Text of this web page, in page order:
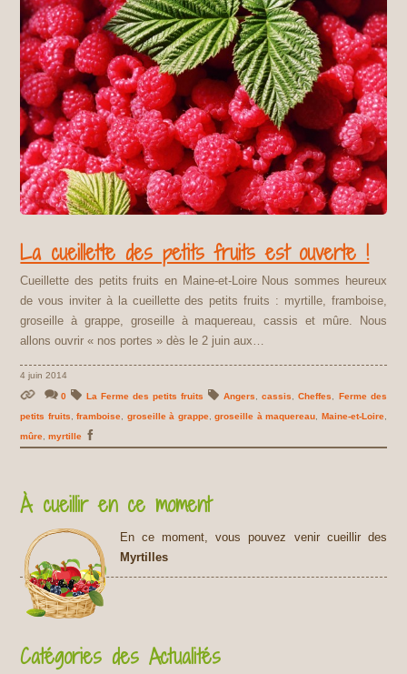
La cueillette des petits fruits est ouverte !
Cueillette des petits fruits en Maine-et-Loire Nous sommes heureux
de vous inviter à la cueillette des petits fruits : myrtille, framboise,
groseille à grappe, groseille à maquereau, cassis et mûre. Nous
allons ouvrir « nos portes » dès le 2 juin aux…
4 juin 2014
0 La Ferme des petits fruits Angers ,cassis ,Cheffes
Ferme des
petits fruits ,framboise groseille à grappe,groseille à maquereau Maine-et-Loire,
mûre ,myrtille
À cueillir en ce moment
En ce moment, vous pouvez venir cueillir des
Myrtilles
Catégories des Actualités